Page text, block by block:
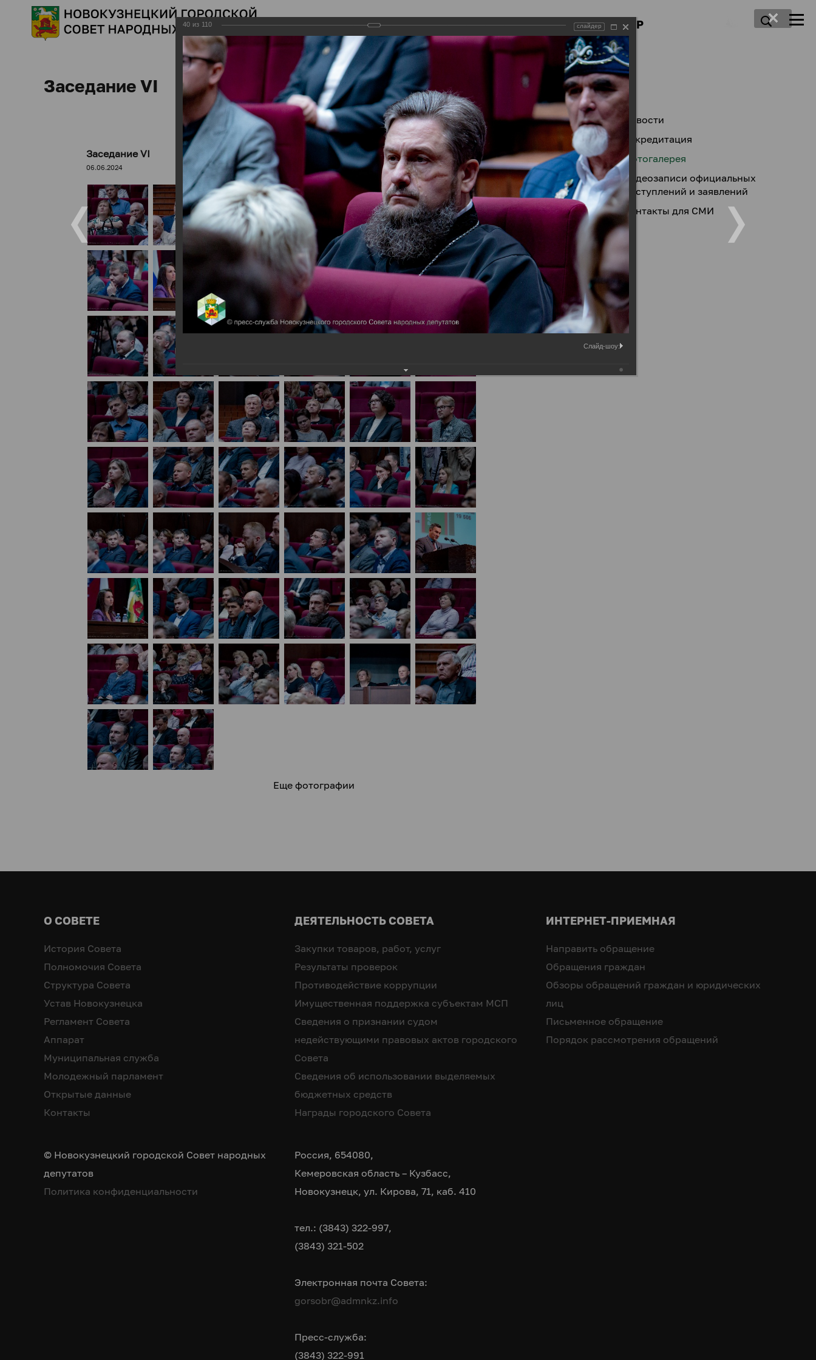
ДЕПУТАТЫ ПРАВОТВОРЧЕСТВО ПРЕСС-ЦЕНТР
Заседание VI
Заседание VI
06.06.2024
Еще фотографии
Новости
Аккредитация
Фотогалерея
Видеозаписи официальных
выступлений и заявлений
Контакты для СМИ
О СОВЕТЕ
История Совета
Полномочия Совета
Структура Совета
Устав Новокузнецка
Регламент Совета
Аппарат
Муниципальная служба
Молодежный парламент
Открытые данные
Контакты
ДЕЯТЕЛЬНОСТЬ СОВЕТА
Закупки товаров, работ, услуг
Результаты проверок
Противодействие коррупции
Имущественная поддержка субъектам МСП
Сведения о признании судом
недействующими правовых актов городского
Совета
Сведения об использовании выделяемых
бюджетных средств
Награды городского Совета
ИНТЕРНЕТ-ПРИЕМНАЯ
Направить обращение
Обращения граждан
Обзоры обращений граждан и юридических
лиц
Письменное обращение
Порядок рассмотрения обращений
© Новокузнецкий городской Совет народных
депутатов
Политика конфиденциальности
Россия, 654080,
Кемеровская область – Кузбасс,
Новокузнецк, ул. Кирова, 71, каб. 410
тел.: (3843) 322-997,
(3843) 321-502
Электронная почта Совета:
gorsobr@admnkz.info
Пресс-служба:
(3843) 322-991
40 из 110 слайдер
Слайд-шоу: